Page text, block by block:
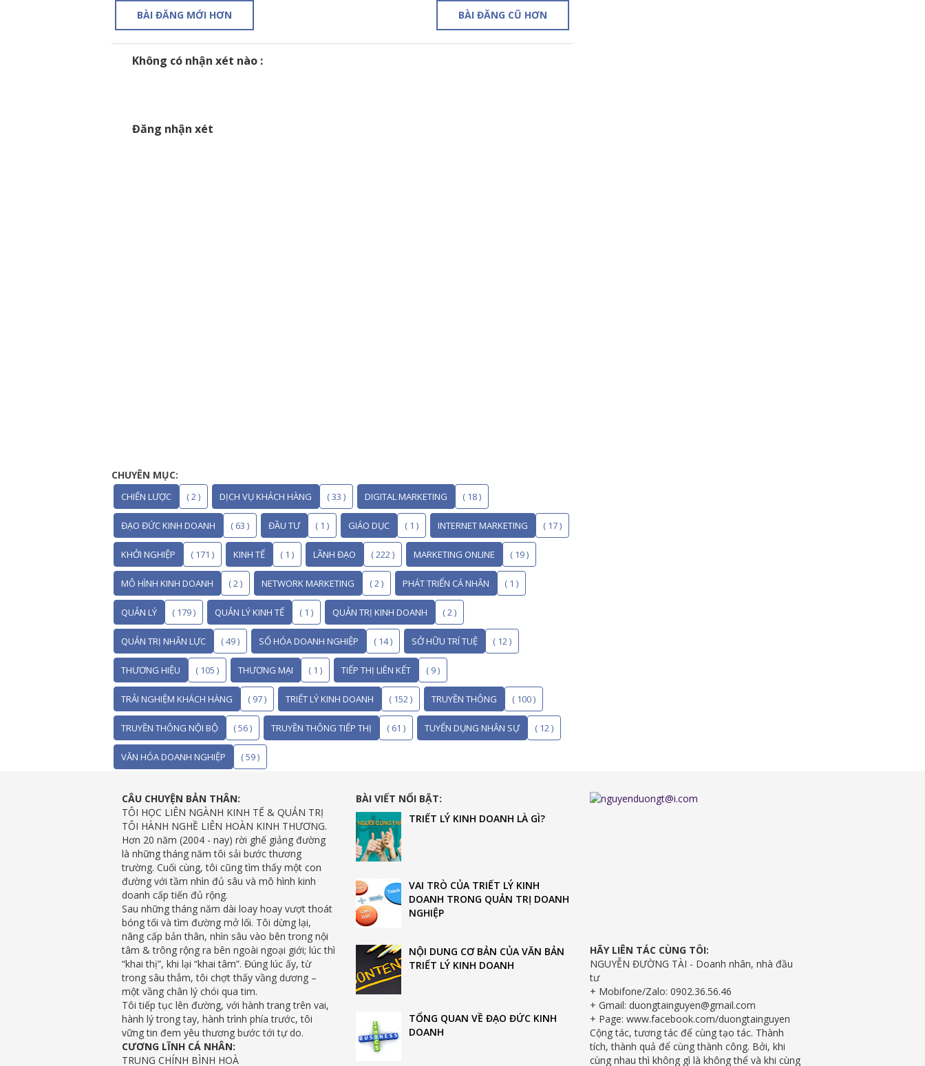
BÀI ĐĂNG MỚI HƠN BÀI ĐĂNG CŨ HƠN
Không có nhận xét nào :
Đăng nhận xét
CHUYÊN MỤC:
CHIẾN LƯỢC ( 2 ) DỊCH VỤ KHÁCH HÀNG ( 33 ) DIGITAL MARKETING ( 18 )
ĐẠO ĐỨC KINH DOANH ( 63 ) ĐẦU TƯ ( 1 ) GIÁO DỤC ( 1 ) INTERNET MARKETING ( 17 )
KHỞI NGHIỆP ( 171 ) KINH TẾ ( 1 ) LÃNH ĐẠO ( 222 ) MARKETING ONLINE ( 19 )
MÔ HÌNH KINH DOANH ( 2 ) NETWORK MARKETING ( 2 ) PHÁT TRIỂN CÁ NHÂN ( 1 )
QUẢN LÝ ( 179 ) QUẢN LÝ KINH TẾ ( 1 ) QUẢN TRỊ KINH DOANH ( 2 )
QUẢN TRỊ NHÂN LỰC ( 49 ) SỐ HÓA DOANH NGHIỆP ( 14 ) SỞ HỮU TRÍ TUỆ ( 12 )
THƯƠNG HIỆU ( 105 ) THƯƠNG MẠI ( 1 ) TIẾP THỊ LIÊN KẾT ( 9 )
TRẢI NGHIỆM KHÁCH HÀNG ( 97 ) TRIẾT LÝ KINH DOANH ( 152 ) TRUYỀN THÔNG ( 100 )
TRUYỀN THÔNG NỘI BỘ ( 56 ) TRUYỀN THÔNG TIẾP THỊ ( 61 ) TUYỂN DỤNG NHÂN SỰ ( 12 )
VĂN HÓA DOANH NGHIỆP ( 59 )
CÂU CHUYỆN BẢN THÂN:
TÔI HỌC LIÊN NGÀNH KINH TẾ & QUẢN TRỊ
TÔI HÀNH NGHỀ LIÊN HOÀN KINH THƯƠNG.
Hơn 20 năm (2004 - nay) rời ghế giảng đường
là những tháng năm tôi sải bước thương
trường. Cuối cùng, tôi cũng tìm thấy một con
đường với tầm nhìn đủ sâu và mô hình kinh
doanh cấp tiến đủ rộng.
Sau những tháng năm dài loay hoay vượt thoát
bóng tối và tìm đường mở lối. Tôi dừng lại,
nâng cấp bản thân, nhìn sâu vào bên trong nội
tâm & trông rộng ra bên ngoài ngoại giới; lúc thì
“khai thị”, khi lại “khai tâm”. Đúng lúc ấy, từ
trong sâu thẳm, tôi chợt thấy vầng dương –
một vầng chân lý chói qua tim.
Tôi tiếp tục lên đường, với hành trang trên vai,
hành lý trong tay, hành trình phía trước, tôi
vững tin đem yêu thương bước tới tự do.
CƯƠNG LĨNH CÁ NHÂN:
TRUNG CHÍNH BÌNH HOÀ
BÀI VIẾT NỔI BẬT:
TRIẾT LÝ KINH DOANH LÀ GÌ?
VAI TRÒ CỦA TRIẾT LÝ KINH
DOANH TRONG QUẢN TRỊ DOANH
NGHIỆP
NỘI DUNG CƠ BẢN CỦA VĂN BẢN
TRIẾT LÝ KINH DOANH
TỔNG QUAN VỀ ĐẠO ĐỨC KINH
DOANH
HÃY LIÊN TÁC CÙNG TÔI:
NGUYỄN ĐƯỜNG TÀI - Doanh nhân, nhà đầu
tư
+ Mobifone/Zalo: 0902.36.56.46
+ Gmail: duongtainguyen@gmail.com
+ Page: www.facebook.com/duongtainguyen
Cộng tác, tương tác để cùng tạo tác. Thành
tích, thành quả để cùng thành công. Bởi, khi
cùng nhau thì không gì là không thể và khi cùng